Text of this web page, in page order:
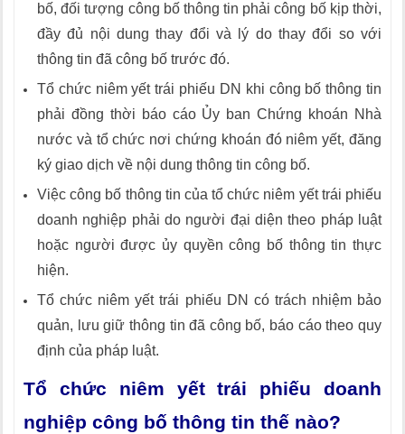
bố, đối tượng công bố thông tin phải công bố kịp thời,
đầy đủ nội dung thay đổi và lý do thay đổi so với
thông tin đã công bố trước đó.
Tổ chức niêm yết trái phiếu DN khi công bố thông tin
phải đồng thời báo cáo Ủy ban Chứng khoán Nhà
nước và tổ chức nơi chứng khoán đó niêm yết, đăng
ký giao dịch về nội dung thông tin công bố.
Việc công bố thông tin của tổ chức niêm yết trái phiếu
doanh nghiệp phải do người đại diện theo pháp luật
hoặc người được ủy quyền công bố thông tin thực
hiện.
Tổ chức niêm yết trái phiếu DN có trách nhiệm bảo
quản, lưu giữ thông tin đã công bố, báo cáo theo quy
định của pháp luật.
Tổ chức niêm yết trái phiếu doanh
nghiệp công bố thông tin thế nào?